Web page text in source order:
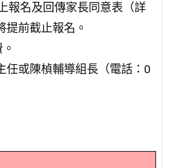
報名及回傳家長同意表（詳
前截止報名。
任或陳楨輔導組長（電話：0